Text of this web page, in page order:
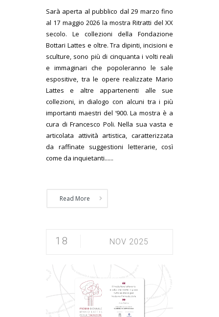
Sarà aperta al pubblico dal 29 marzo fino
al 17 maggio 2026 la mostra Ritratti del XX
secolo. Le collezioni della Fondazione
Bottari Lattes e oltre. Tra dipinti, incisioni e
sculture, sono più di cinquanta i volti reali
e immaginari che popoleranno le sale
espositive, tra le opere realizzate Mario
Lattes e altre appartenenti alle sue
collezioni, in dialogo con alcuni tra i più
importanti maestri del ‘900. La mostra è a
cura di Francesco Poli. Nella sua vasta e
articolata attività artistica, caratterizzata
da raffinate suggestioni letterarie, così
come da inquietanti......
Read More
18 NOV 2025